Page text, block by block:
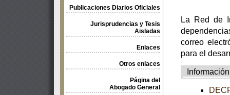
Publicaciones Diarios Oficiales
Jurisprudencias y Tesis
Aisladas
Enlaces
Otros enlaces
Página del
Abogado General
La Red de
correo
para el
Información